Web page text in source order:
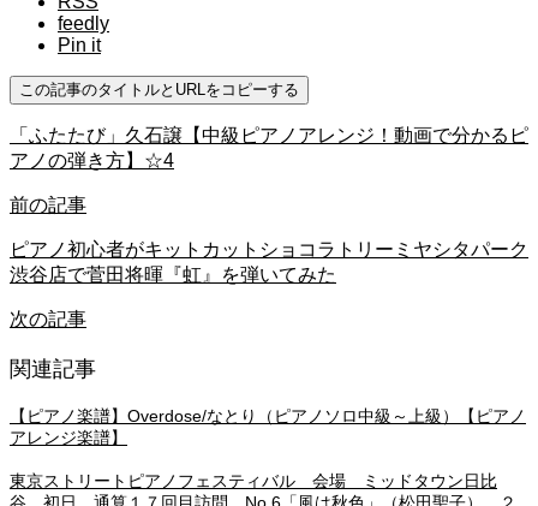
feedly
Pin it
この記事のタイトルとURLをコピーする
「ふたたび」久石譲【中級ピアノアレンジ！動画で分かるピ
アノの弾き方】☆4
前の記事
ピアノ初心者がキットカットショコラトリーミヤシタパーク
渋谷店で菅田将暉『虹』を弾いてみた
次の記事
関連記事
【ピアノ楽譜】Overdose/なとり（ピアノソロ中級～上級）【ピアノ
アレンジ楽譜】
東京ストリートピアノフェスティバル 会場 ミッドタウン日比